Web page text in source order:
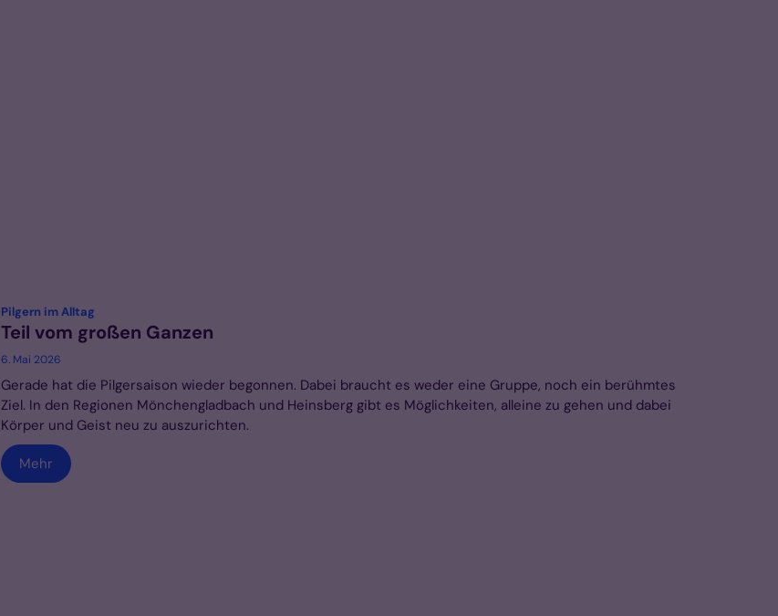
Pilgern im Alltag
Teil vom großen Ganzen
6. Mai 2026
Gerade hat die Pilgersaison wieder begonnen. Dabei braucht es weder eine Gruppe, noch ein berühmtes
Ziel. In den Regionen Mönchengladbach und Heinsberg gibt es Möglichkeiten, alleine zu gehen und dabei
Körper und Geist neu zu auszurichten.
Mehr